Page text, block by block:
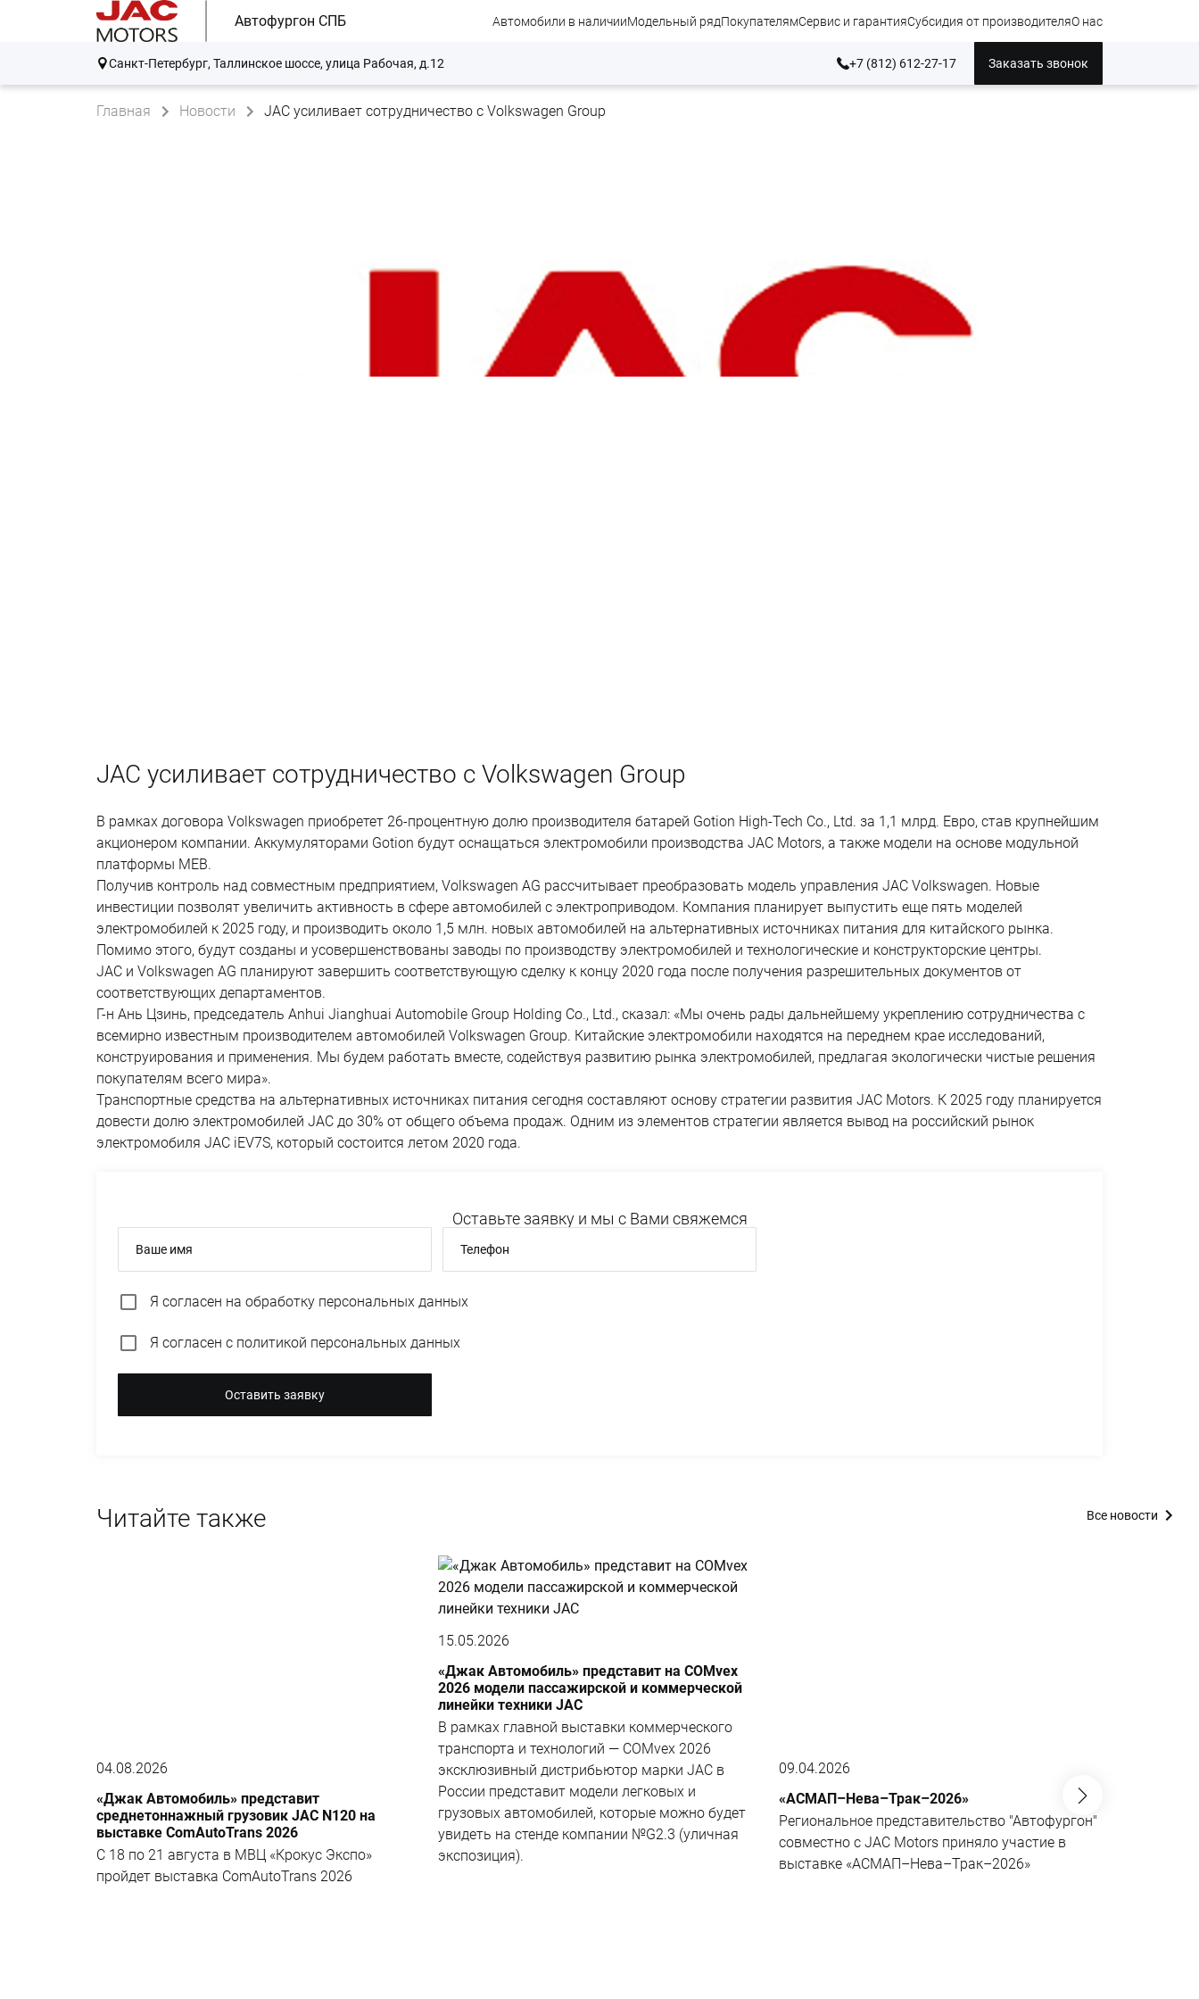
Автофургон СПБ Автомобили в наличииМодельный рядПокупателямСервис и гарантияСубсидия от производителяО нас
Санкт-Петербург, Таллинское шоссе, улица Рабочая, д.12 +7 (812) 612-27-17 Заказать звонок
Главная Новости JAC усиливает сотрудничество с Volkswagen Group
Оставьте заявку и мы с Вами свяжемся
Ваше имя Телефон
Я согласен на обработку персональных данных
Я согласен с политикой персональных данных
Оставить заявку
JAC усиливает сотрудничество с Volkswagen Group
В рамках договора Volkswagen приобретет 26-процентную долю производителя батарей Gotion High-Tech Co., Ltd. за 1,1 млрд. Евро, став крупнейшим
акционером компании. Аккумуляторами Gotion будут оснащаться электромобили производства JAC Motors, а также модели на основе модульной
платформы MEB.
Получив контроль над совместным предприятием, Volkswagen AG рассчитывает преобразовать модель управления JAC Volkswagen. Новые
инвестиции позволят увеличить активность в сфере автомобилей с электроприводом. Компания планирует выпустить еще пять моделей
электромобилей к 2025 году, и производить около 1,5 млн. новых автомобилей на альтернативных источниках питания для китайского рынка.
Помимо этого, будут созданы и усовершенствованы заводы по производству электромобилей и технологические и конструкторские центры.
JAC и Volkswagen AG планируют завершить соответствующую сделку к концу 2020 года после получения разрешительных документов от
соответствующих департаментов.
Г-н Ань Цзинь, председатель Anhui Jianghuai Automobile Group Holding Co., Ltd., сказал: «Мы очень рады дальнейшему укреплению сотрудничества с
всемирно известным производителем автомобилей Volkswagen Group. Китайские электромобили находятся на переднем крае исследований,
конструирования и применения. Мы будем работать вместе, содействуя развитию рынка электромобилей, предлагая экологически чистые решения
покупателям всего мира».
Транспортные средства на альтернативных источниках питания сегодня составляют основу стратегии развития JAC Motors. К 2025 году планируется
довести долю электромобилей JAC до 30% от общего объема продаж. Одним из элементов стратегии является вывод на российский рынок
электромобиля JAC iEV7S, который состоится летом 2020 года.
Читайте также
04.08.2026
«Джак Автомобиль» представит
среднетоннажный грузовик JAC N120 на
выставке ComAutoTrans 2026
С 18 по 21 августа в МВЦ «Крокус Экспо»
пройдет выставка ComAutoTrans 2026
15.05.2026
«Джак Автомобиль» представит на COMvex
2026 модели пассажирской и коммерческой
линейки техники JAC
В рамках главной выставки коммерческого
транспорта и технологий — COMvex 2026
эксклюзивный дистрибьютор марки JAC в
России представит модели легковых и
грузовых автомобилей, которые можно будет
увидеть на стенде компании №G2.3 (уличная
экспозиция).
09.04.2026
«АСМАП–Нева–Трак–2026»
Региональное представительство "Автофургон"
совместно с JAC Motors приняло участие в
выставке «АСМАП–Нева–Трак–2026»
Все новости